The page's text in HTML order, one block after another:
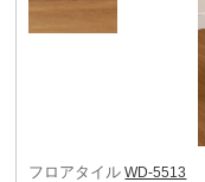
フロアタイル WD-5513